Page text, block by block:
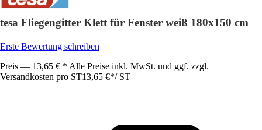
tesa Fliegengitter Klett für Fenster weiß 180x150 cm
Erste Bewertung schreiben
Preis — 13,65 € * Alle Preise inkl. MwSt. und ggf. zzgl.
Versandkosten pro ST13,65 €*/ ST